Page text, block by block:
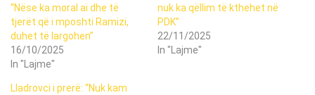
“Nëse ka moral ai dhe të
tjerët që i mposhti Ramizi,
duhet të largohen”
16/10/2025
In "Lajme"
nuk ka qëllim të kthehet në
PDK”
22/11/2025
In "Lajme"
Lladrovci i prerë: “Nuk kam